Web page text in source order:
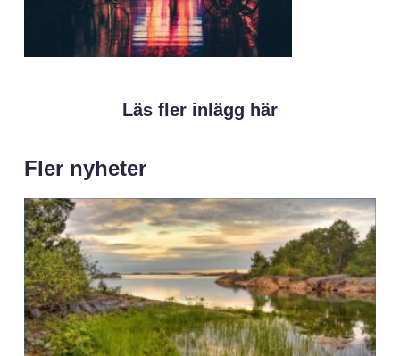
Läs fler inlägg här
Fler nyheter